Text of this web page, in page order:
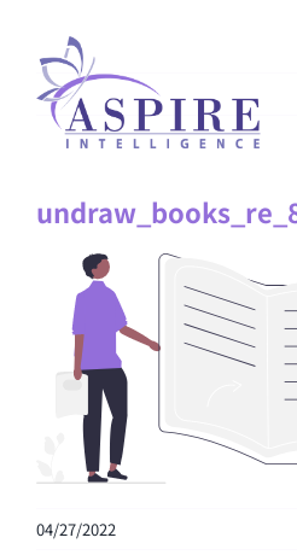
content
04/27/2022